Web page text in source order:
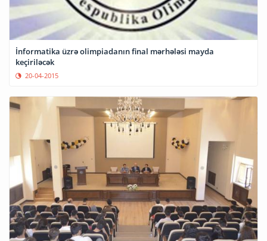
İnformatika üzrə olimpiadanın final mərhələsi mayda
keçiriləcək
20-04-2015